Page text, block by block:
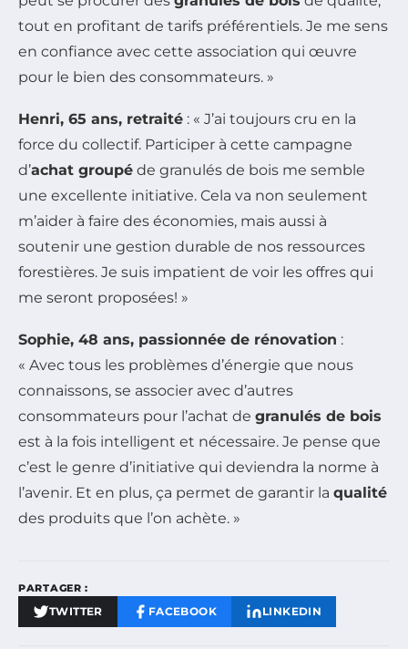
tout en profitant de tarifs préférentiels. Je me sens
en confiance avec cette association qui œuvre
pour le bien des consommateurs. »
Henri, 65 ans, retraité : « J’ai toujours cru en la
force du collectif. Participer à cette campagne
d’achat groupé de granulés de bois me semble
une excellente initiative. Cela va non seulement
m’aider à faire des économies, mais aussi à
soutenir une gestion durable de nos ressources
forestières. Je suis impatient de voir les offres qui
me seront proposées! »
Sophie, 48 ans, passionnée de rénovation :
« Avec tous les problèmes d’énergie que nous
connaissons, se associer avec d’autres
consommateurs pour l’achat de granulés de bois
est à la fois intelligent et nécessaire. Je pense que
c’est le genre d’initiative qui deviendra la norme à
l’avenir. Et en plus, ça permet de garantir la qualité
des produits que l’on achète. »
PARTAGER :
TWITTER FACEBOOK LINKEDIN